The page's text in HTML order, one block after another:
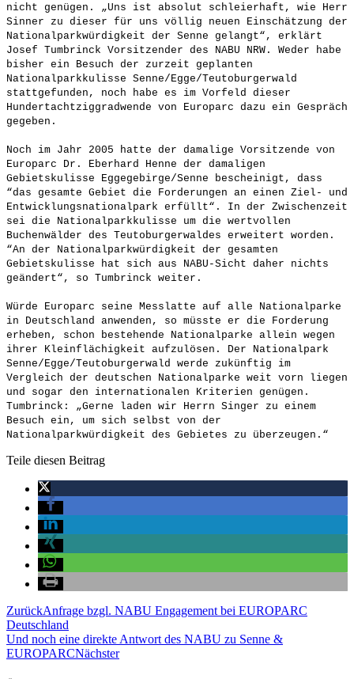
nicht genügen. „Uns ist absolut schleierhaft, wie Herr
Sinner zu dieser für uns völlig neuen Einschätzung der
Nationalparkwürdigkeit der Senne gelangt“, erklärt
Josef Tumbrinck Vorsitzender des NABU NRW. Weder habe
bisher ein Besuch der zurzeit geplanten
Nationalparkkulisse Senne/Egge/Teutoburgerwald
stattgefunden, noch habe es im Vorfeld dieser
Hundertachtziggradwende von Europarc dazu ein Gespräch
gegeben.
Noch im Jahr 2005 hatte der damalige Vorsitzende von
Europarc Dr. Eberhard Henne der damaligen
Gebietskulisse Eggegebirge/Senne bescheinigt, dass
“das gesamte Gebiet die Forderungen an einen Ziel- und
Entwicklungsnationalpark erfüllt“. In der Zwischenzeit
sei die Nationalparkkulisse um die wertvollen
Buchenwälder des Teutoburgerwaldes erweitert worden.
“An der Nationalparkwürdigkeit der gesamten
Gebietskulisse hat sich aus NABU-Sicht daher nichts
geändert“, so Tumbrinck weiter.
Würde Europarc seine Messlatte auf alle Nationalparke
in Deutschland anwenden, so müsste er die Forderung
erheben, schon bestehende Nationalparke allein wegen
ihrer Kleinflächigkeit aufzulösen. Der Nationalpark
Senne/Egge/Teutoburgerwald werde zukünftig im
Vergleich der deutschen Nationalparke weit vorn liegen
und sogar den internationalen Kriterien genügen.
Tumbrinck: „Gerne laden wir Herrn Singer zu einem
Besuch ein, um sich selbst von der
Nationalparkwürdigkeit des Gebietes zu überzeugen.“
Teile diesen Beitrag
ZurückAnfrage bzgl. NABU Engagement bei EUROPARC
Deutschland
Und noch eine direkte Antwort des NABU zu Senne &
EUROPARCNächster